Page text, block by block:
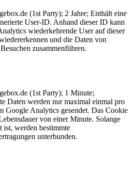
(1st Party); 2 Jahre; Enthält eine
User-ID. Anhand dieser ID kann
wiederkehrende User auf dieser
und die Daten von
zusammenführen.
(1st Party); 1 Minute;
Daten werden nur maximal einmal pro
Google Analytics gesendet. Das Cookie
von einer Minute. Solange
ist, werden bestimmte
unterbunden.